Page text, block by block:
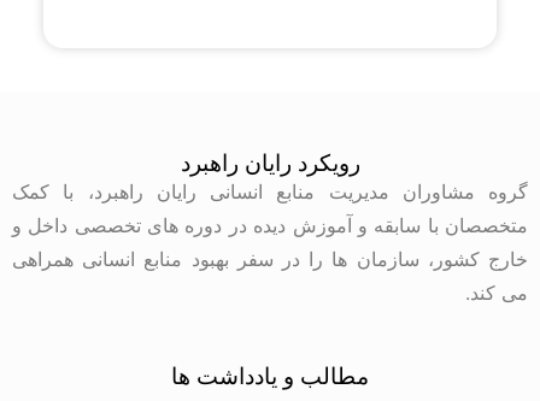
رویکرد رایان راهبرد
گروه مشاوران مدیریت منابع انسانی رایان راهبرد، با کمک
متخصصان با سابقه و آموزش دیده در دوره های تخصصی داخل و
خارج کشور، سازمان ها را در سفر بهبود منابع انسانی همراهی
می کند.
مطالب و یادداشت ها